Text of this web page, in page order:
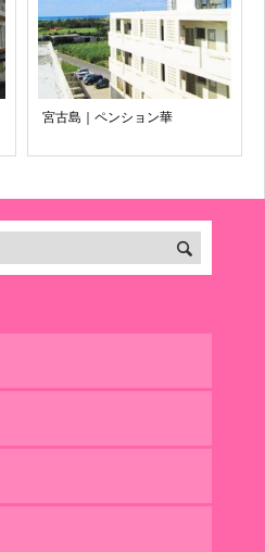
宮古島｜ペンション華